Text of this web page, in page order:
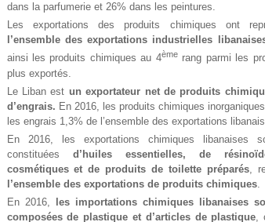
dans la parfumerie et 26% dans les peintures.
Les exportations des produits chimiques ont
l’ensemble des exportations industrielles
ainsi les produits chimiques au 4èmerang parmi les
plus exportés.
Le Liban est un exportateur net de produits
d’engrais. En 2016, les produits chimiques
les engrais 1,3% de l’ensemble des exportations
En 2016, les exportations chimiques libanaises
constituées d’huiles essentielles, de
cosmétiques et de produits de toilette préparés,
l’ensemble des exportations de produits chimiques.
En 2016, les importations chimiques libanaises
composées de plastique et d’articles de plastique